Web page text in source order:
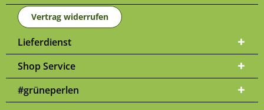
Vertrag widerrufen
Lieferdienst
Shop Service
#grüneperlen